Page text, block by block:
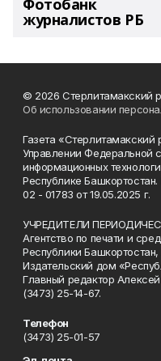
Фотобанк
журналистов РБ
© 2026 Стерлитамакский
Об использовании
Газета «Стерлитамакский
Управлении Федеральной
информационных
Республике
02 - 01783 от 19.05.2025 г.
УЧРЕДИТЕЛИ
Агентство по печати и
Республики
Издательский дом
Главный редактор
(3473) 25-14-67.
Телефон
(3473) 25-01-57